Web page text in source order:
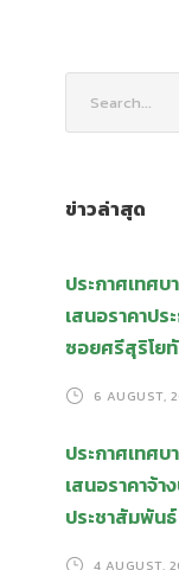
ข่าวล่าสุด
ประกาศเทศบ
เสนอราคาปร
ซอยศรีสุริโย
6 AUGUST,
ประกาศเทศบ
เสนอราคาจ้า
ประชาสัมพัน
4 AUGUST,